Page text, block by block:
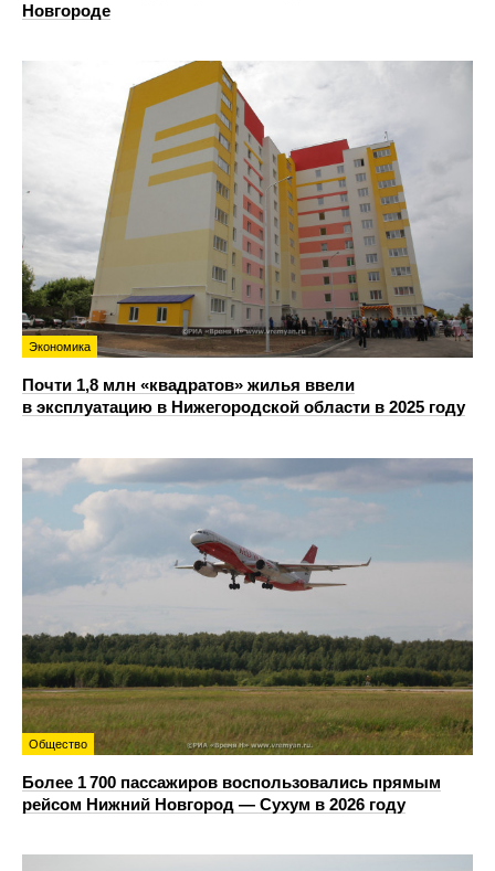
Новгороде
Экономика
Почти 1,8 млн «квадратов» жилья ввели
в эксплуатацию в Нижегородской области в 2025 году
Общество
Более 1 700 пассажиров воспользовались прямым
рейсом Нижний Новгород — Сухум в 2026 году